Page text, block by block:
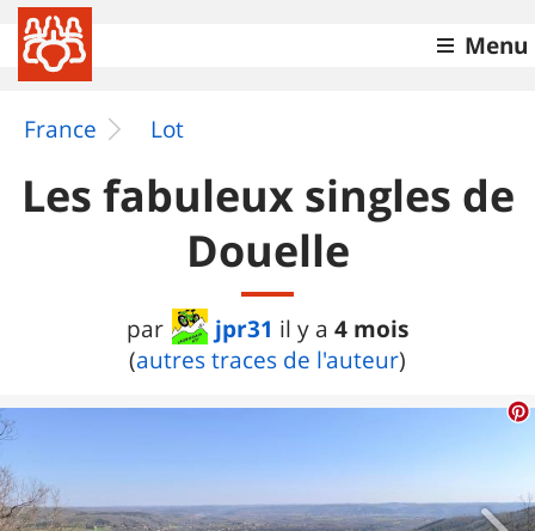
Menu
France Lot
Les fabuleux singles de
Douelle
par jpr31 il y a 4 mois
(autres traces de l'auteur)